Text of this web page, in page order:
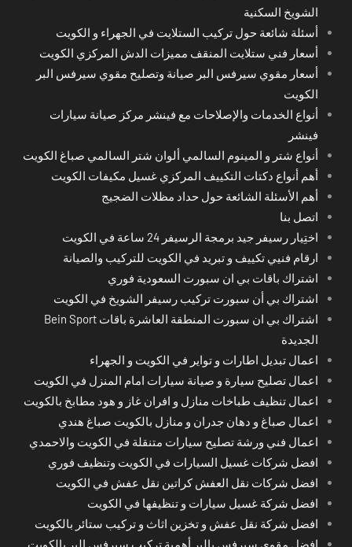
الشويخ السكنية
أسئلة شائعة حول تركيب الستلايت في الجهراء و الكويت
أسعار فني ستلايت المنقف مميزات الدش المركزي الكويت
أسعار مقوي سيرفس البر صيانة وتصليح مقوي سيرفس البر
الكويت
أنواع الخدمات والإصلاحات مع فينشر مركز صيانة سيارات
فينشر
أنواع شتر و المينوم السالمي ألوان شتر السالمي صباغ الكويت
أهم أنواع دكتات التكييف المركزي غسيل مكيفات الكويت
أهم الأسئلة الشائعة حول حداد مظلات الضجيج
اتصل بنا
اختِيار رسيفر جيد برمجة الرسيفر 24 ساعة في الكويت
ارقام فنيي تكييف و تبريد في الكويت للتركيب والصيانة
اشتراك باقات بي ان سبورت السعودية فوري
اشتراك بي أن سبورت تركيب رسيفر الشويخ في الكويت
اشتراك بي ان سبورت المنطقة العاشرة باقات Bein Sport
الجديدة
اعمال تبديل اطارات و تواير في الكويت و الجهراء
اعمال تصليح سيارة و صيانة سيارات امام المنزل في الكويت
اعمال تنظيف طباخات منازل و افران غاز و هود مطابخ بالكويت
اعمال صباغ و دهان جدران و منازل بالكويت صباغ هندي
اعمال فني ورشة تصليح سيارات متنقلة في الكويت والاحمدي
افضل شركات غسيل السيارات في الكويت وتنظيف فوري
افضل شركات نقل العفش كراتين نقل عفش في الكويت
افضل شركة غسيل سيارات و تنظيفها في الكويت
افضل شركة نقل عفش و تخزين اثاث و تركيب ستائر بالكويت
افضل مقوي سيرفس بالبر أهمية تركيب سيرفس البر بالكويت